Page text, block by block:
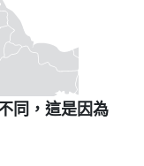
同，這是因為